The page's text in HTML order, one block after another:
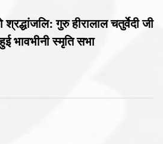
गुरु हीरालाल चतुर्वेदी जी
भावभीनी स्मृति सभा